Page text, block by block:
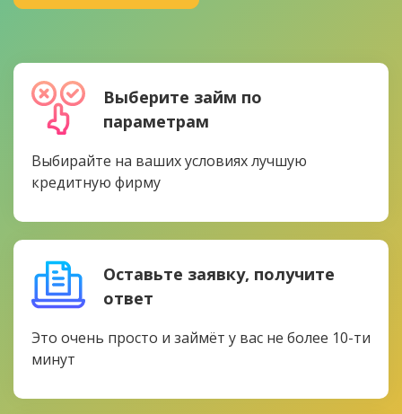
Выберите займ по
параметрам
Выбирайте на ваших условиях лучшую
кредитную фирму
Оставьте заявку, получите
ответ
Это очень просто и займёт у вас не более 10-ти
минут